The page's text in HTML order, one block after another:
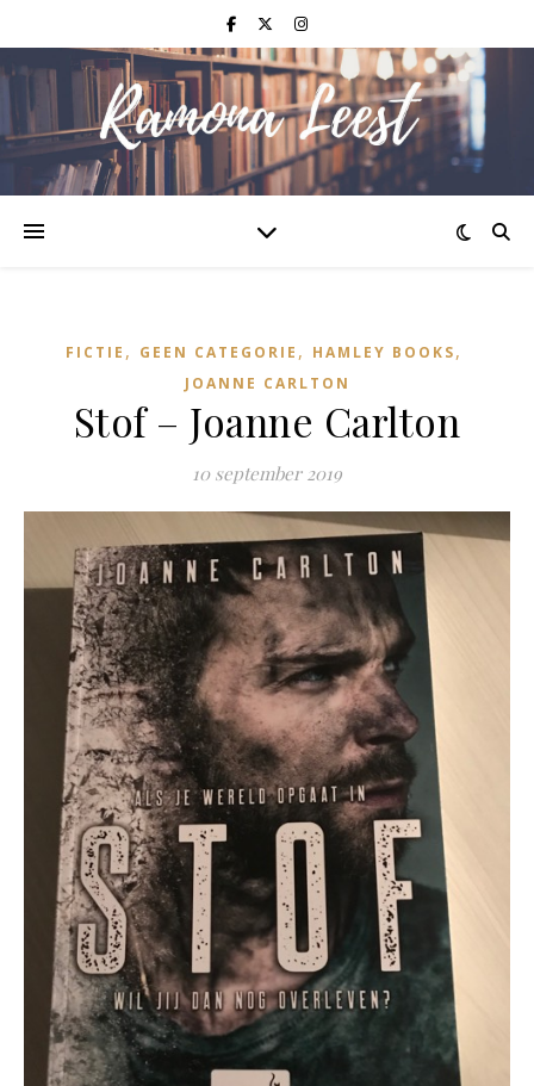
FICTIE , GEEN CATEGORIE , HAMLEY BOOKS,
JOANNE CARLTON
Stof – Joanne Carlton
10 september 2019